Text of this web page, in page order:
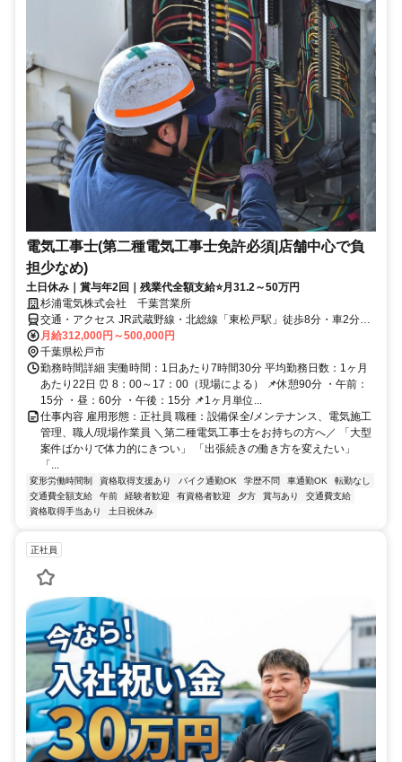
電気工事士(第二種電気工事士免許必須|店舗中心で負
担少なめ)
土日休み｜賞与年2回｜残業代全額支給⭐月31.2～50万円
杉浦電気株式会社 千葉営業所
交通・アクセス JR武蔵野線・北総線「東松戸駅」徒歩8分・車2分
（車・バイク通勤ＯＫ）
月給312,000円～500,000円
千葉県松戸市
勤務時間詳細 実働時間：1日あたり7時間30分 平均勤務日数：1ヶ月
あたり22日 ⏰ 8：00～17：00（現場による） 📌休憩90分 ・午前：
15分 ・昼：60分 ・午後：15分 📌1ヶ月単位...
仕事内容 雇用形態：正社員 職種：設備保全/メンテナンス、電気施工
管理、職人/現場作業員 ＼第二種電気工事士をお持ちの方へ／ 「大型
案件ばかりで体力的にきつい」 「出張続きの働き方を変えたい」
「...
変形労働時間制 資格取得支援あり バイク通勤OK 学歴不問 車通勤OK
転勤なし
交通費全額支給
午前 経験者歓迎 有資格者歓迎 夕方 賞与あり
交通費支給
資格取得手当あり
土日祝休み
正社員